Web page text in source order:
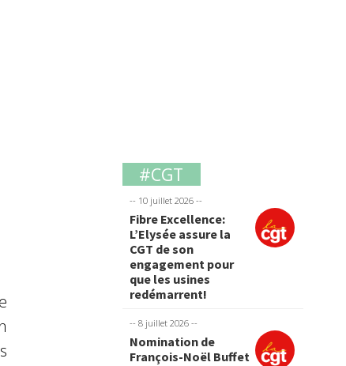
#CGT
-- 10 juillet 2026 --
Fibre Excellence:
L’Elysée assure la
CGT de son
engagement pour
que les usines
redémarrent!
-- 8 juillet 2026 --
Nomination de
François-Noël Buffet